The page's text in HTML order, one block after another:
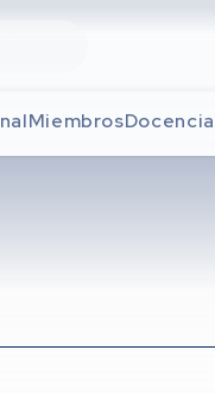
MiembrosDocencia